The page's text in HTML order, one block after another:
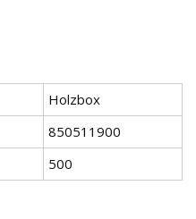
Holzbox
850511900
500